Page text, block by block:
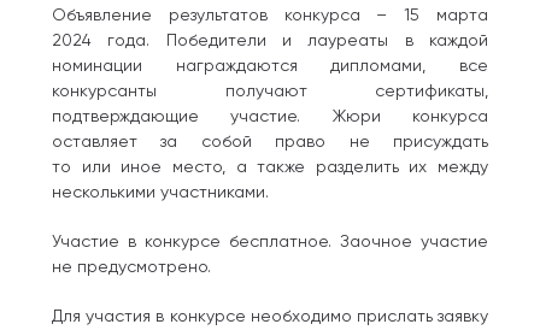
Объявление результатов конкурса – 15 марта
2024 года. Победители и лауреаты в каждой
номинации награждаются дипломами, все
конкурсанты получают сертификаты,
подтверждающие участие. Жюри конкурса
оставляет за собой право не присуждать
то или иное место, а также разделить их между
несколькими участниками.
Участие в конкурсе бесплатное. Заочное участие
не предусмотрено.
Для участия в конкурсе необходимо прислать заявку